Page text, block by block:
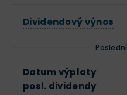
Dividendový výnos
Datum výplaty
posl. dividendy